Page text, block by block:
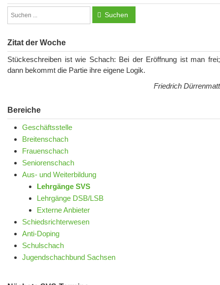
Suchen
Zitat der Woche
Stückeschreiben ist wie Schach: Bei der Eröffnung ist man frei;
dann bekommt die Partie ihre eigene Logik.
Friedrich Dürrenmatt
Bereiche
Geschäftsstelle
Breitenschach
Frauenschach
Seniorenschach
Aus- und Weiterbildung
Lehrgänge SVS
Lehrgänge DSB/LSB
Externe Anbieter
Schiedsrichterwesen
Anti-Doping
Schulschach
Jugendschachbund Sachsen